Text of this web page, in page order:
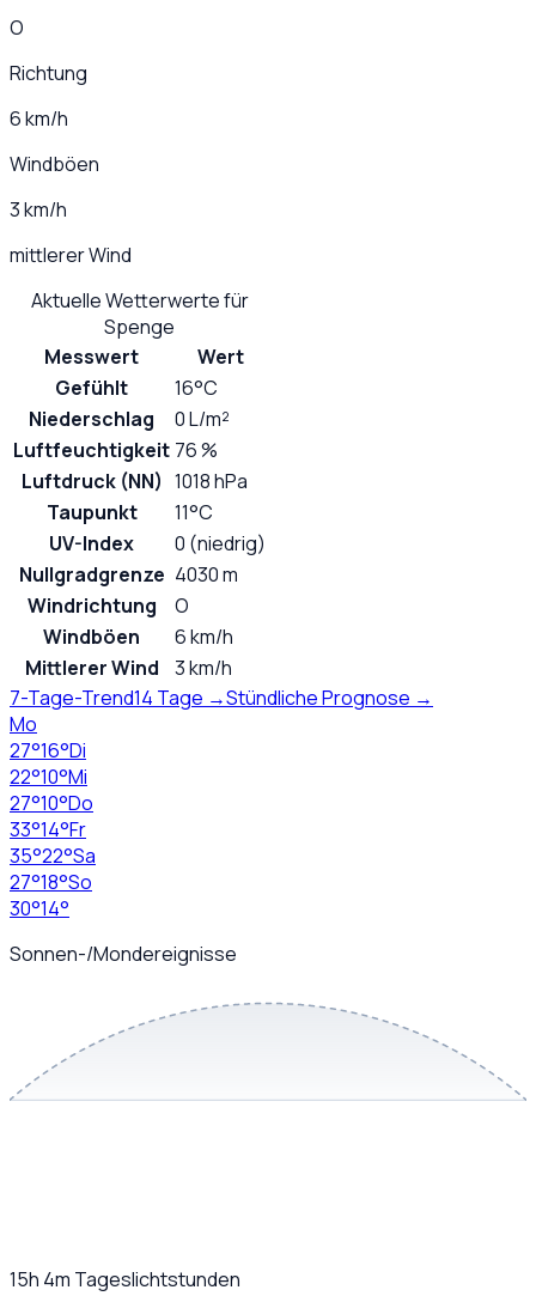
O
Richtung
6 km/h
Windböen
3 km/h
mittlerer Wind
Aktuelle Wetterwerte für
Spenge
Messwert
Wert
Gefühlt
16°C
Niederschlag
0 L/m²
Luftfeuchtigkeit 76 %
Luftdruck (NN) 1018 hPa
Taupunkt
11°C
UV-Index
0 (niedrig)
Nullgradgrenze 4030 m
Windrichtung
O
Windböen
6 km/h
Mittlerer Wind
3 km/h
7-Tage-Trend14 Tage →Stündliche Prognose →
Mo
27°16°Di
22°10°Mi
27°10°Do
33°14°Fr
35°22°Sa
27°18°So
30°14°
Sonnen-/Mondereignisse
15h 4m Tageslichtstunden